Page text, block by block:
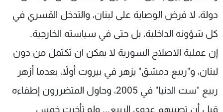
دولة، لا فرض الوصاية على لبنان، والتدخل القسري في
كل شؤونه الداخلية، بل حتى في سياسته الخارجية.
إن عملية الاصلاح السورية لا يمكن ان تكتمل من دون
لبنان، و"ربيع دمشق" يزهر في بيروت أولاً، بعدما أزهر
ربيع "ست الدنيا" في 2005، وحاول المتضررون إطفاءه
قبل أن تصيبهم عدوى الربيع... ولو تأخرت خمس